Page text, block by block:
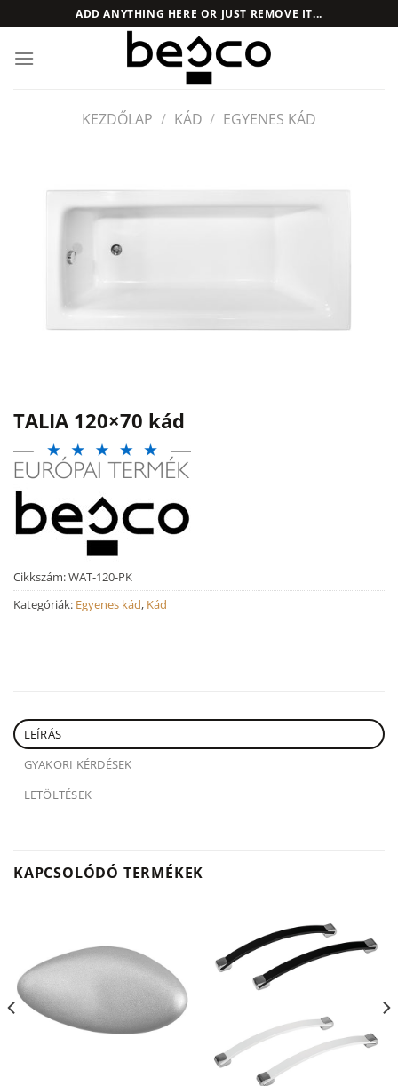
to
content
ADD ANYTHING HERE OR JUST REMOVE IT...
KEZDŐLAP / KÁD / EGYENES KÁD
TALIA 120×70 kád
Cikkszám:WAT-120-PK
Kategóriák: Egyenes kád, Kád
LEÍRÁS
GYAKORI KÉRDÉSEK
LETÖLTÉSEK
KAPCSOLÓDÓ TERMÉKEK